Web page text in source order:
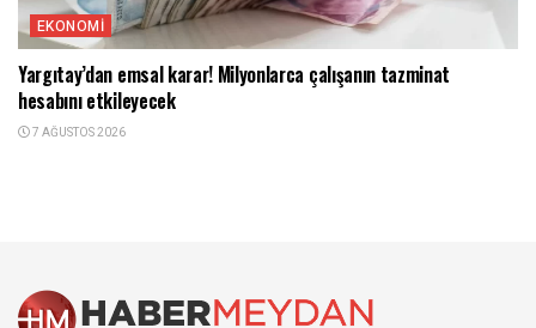
EKONOMI
Yargıtay’dan emsal karar! Milyonlarca çalışanın tazminat
hesabını etkileyecek
7 AĞUSTOS 2026